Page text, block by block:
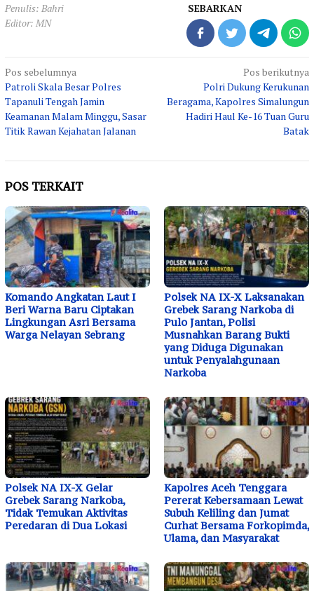
Penulis: Bahri
Editor: MN
SEBARKAN
Navigasi
pos
Pos sebelumnya
Patroli Skala Besar Polres
Tapanuli Tengah Jamin
Keamanan Malam Minggu, Sasar
Titik Rawan Kejahatan Jalanan
Pos berikutnya
Polri Dukung Kerukunan
Beragama, Kapolres Simalungun
Hadiri Haul Ke-16 Tuan Guru
Batak
POS TERKAIT
Komando Angkatan Laut I
Beri Warna Baru Ciptakan
Lingkungan Asri Bersama
Warga Nelayan Sebrang
Polsek NA IX-X Laksanakan
Grebek Sarang Narkoba di
Pulo Jantan, Polisi
Musnahkan Barang Bukti
yang Diduga Digunakan
untuk Penyalahgunaan
Narkoba
Polsek NA IX-X Gelar
Grebek Sarang Narkoba,
Tidak Temukan Aktivitas
Peredaran di Dua Lokasi
Kapolres Aceh Tenggara
Pererat Kebersamaan Lewat
Subuh Keliling dan Jumat
Curhat Bersama Forkopimda,
Ulama, dan Masyarakat